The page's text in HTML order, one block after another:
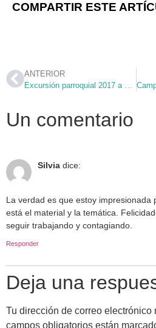
COMPARTIR ESTE
ANTERIOR
Excursión parroquial 2017 a Sigüenza
Un comentario
Silvia dice:
La verdad es que estoy impresionada
está el material y la temática.
seguir trabajando y contagiando.
Responder
Deja una
Tu dirección de correo electrónico
campos obligatorios están